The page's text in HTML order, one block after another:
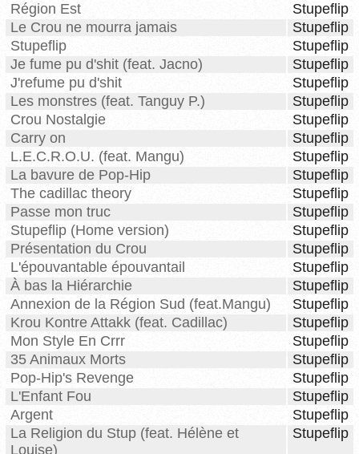
Région Est
Stupeflip
Le Crou ne mourra jamais
Stupeflip
Stupeflip
Stupeflip
Je fume pu d'shit (feat. Jacno)
Stupeflip
J'refume pu d'shit
Stupeflip
Les monstres (feat. Tanguy P.)
Stupeflip
Crou Nostalgie
Stupeflip
Carry on
Stupeflip
L.E.C.R.O.U. (feat. Mangu)
Stupeflip
La bavure de Pop-Hip
Stupeflip
The cadillac theory
Stupeflip
Passe mon truc
Stupeflip
Stupeflip (Home version)
Stupeflip
Présentation du Crou
Stupeflip
L'épouvantable épouvantail
Stupeflip
À bas la Hiérarchie
Stupeflip
Annexion de la Région Sud (feat.Mangu)
Stupeflip
Krou Kontre Attakk (feat. Cadillac)
Stupeflip
Mon Style En Crrr
Stupeflip
35 Animaux Morts
Stupeflip
Pop-Hip's Revenge
Stupeflip
L'Enfant Fou
Stupeflip
Argent
Stupeflip
La Religion du Stup (feat. Hélène et
Louise)
Stupeflip